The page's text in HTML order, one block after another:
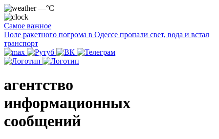
—°C
Самое важное
Поле ракетного погрома в Одессе пропали свет, вода и встал
транспорт
агентство
информационных
сообщений